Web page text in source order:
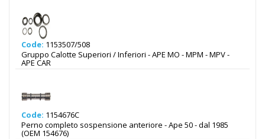
Code: 1153507/508
Gruppo Calotte Superiori / Inferiori - APE MO - MPM - MPV -
APE CAR
Code: 1154676C
Perno completo sospensione anteriore - Ape 50 - dal 1985
(OEM 154676)